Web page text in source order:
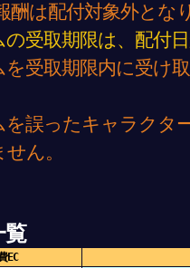
酬は配付対象外とな
受取期限は、配付
受取期限内に受け
誤ったキャラクタ
ん。
覧
EC